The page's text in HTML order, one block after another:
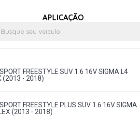
APLICAÇÃO
FREESTYLE SUV 1.6 16V SIGMA L4
(2013 - 2018)
FREESTYLE PLUS SUV 1.6 16V SIGMA
(2013 - 2018)